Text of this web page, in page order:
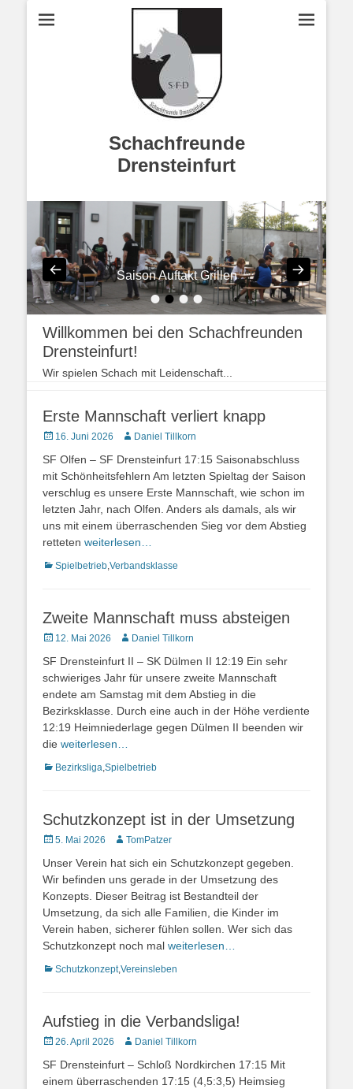
Schachfreunde
Drensteinfurt
••••
Saison Auftakt Grillen
Willkommen bei den Schachfreunden
Drensteinfurt!
Wir spielen Schach mit Leidenschaft...
Erste Mannschaft verliert knapp
Veröffentlicht
16. Juni 2026 AutorDaniel Tillkorn
SF Olfen – SF Drensteinfurt 17:15 Saisonabschluss
mit Schönheitsfehlern Am letzten Spieltag der Saison
verschlug es unsere Erste Mannschaft, wie schon im
letzten Jahr, nach Olfen. Anders als damals, als wir
uns mit einem überraschenden Sieg vor dem Abstieg
retteten weiterlesen…
Kategorien
Spielbetrieb,Verbandsklasse
Zweite Mannschaft muss absteigen
Veröffentlicht
12. Mai 2026 AutorDaniel Tillkorn
SF Drensteinfurt II – SK Dülmen II 12:19 Ein sehr
schwieriges Jahr für unsere zweite Mannschaft
endete am Samstag mit dem Abstieg in die
Bezirksklasse. Durch eine auch in der Höhe verdiente
12:19 Heimniederlage gegen Dülmen II beenden wir
die weiterlesen…
Kategorien
Bezirksliga,Spielbetrieb
Schutzkonzept ist in der Umsetzung
Veröffentlicht
5. Mai 2026 AutorTomPatzer
Unser Verein hat sich ein Schutzkonzept gegeben.
Wir befinden uns gerade in der Umsetzung des
Konzepts. Dieser Beitrag ist Bestandteil der
Umsetzung, da sich alle Familien, die Kinder im
Verein haben, sicherer fühlen sollen. Wer sich das
Schutzkonzept noch mal weiterlesen…
Kategorien
Schutzkonzept,Vereinsleben
Aufstieg in die Verbandsliga!
Veröffentlicht
26. April 2026 AutorDaniel Tillkorn
SF Drensteinfurt – Schloß Nordkirchen 17:15 Mit
einem überraschenden 17:15 (4,5:3,5) Heimsieg